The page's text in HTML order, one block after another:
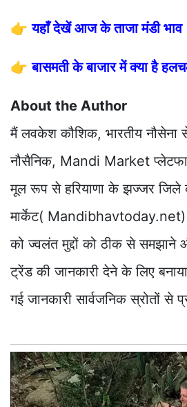
👉यहाँ देखें आज के ताजा मंडी भाव
👉बासमती के बाजार में क्या है
About the Author
मैं लवकेश कौशिक, भारतीय नौसेना
नौसैनिक, Mandi Market
मूल रूप से हरियाणा के झज्जर जिले
मार्केट(
को ज्वलंत मुद्दों को ठीक से
ट्रेंड की जानकारी देने के लिए
गई जानकारी सार्वजनिक स्रोतों से